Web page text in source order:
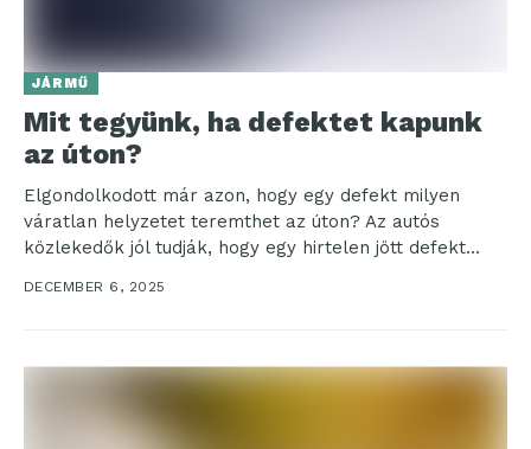
JÁRMŰ
Mit tegyünk, ha defektet kapunk
az úton?
Elgondolkodott már azon, hogy egy defekt milyen
váratlan helyzetet teremthet az úton? Az autós
közlekedők jól tudják, hogy egy hirtelen jött defekt
DECEMBER 6, 2025